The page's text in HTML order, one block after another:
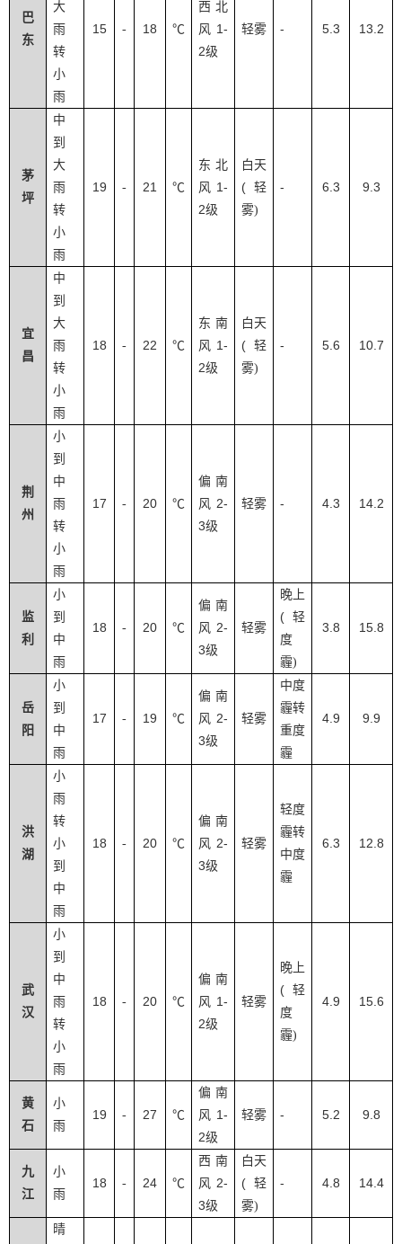
巴
东
大
雨
转
小
雨
15 - 18 ℃
西北
风 1-
2级
轻雾 - 5.3 13.2
茅
坪
中
到
大
雨
转
小
雨
19 - 21 ℃
东北
风 1-
2级
白天
( 轻
雾)
- 6.3 9.3
宜
昌
中
到
大
雨
转
小
雨
18 - 22 ℃
东南
风 1-
2级
白天
( 轻
雾)
- 5.6 10.7
荆
州
小
到
中
雨
转
小
雨
17 - 20 ℃
偏南
风 2-
3级
轻雾 - 4.3 14.2
监
利
小
到
中
雨
18 - 20 ℃
偏南
风 2-
3级
轻雾
晚上
( 轻
度
霾)
3.8 15.8
岳
阳
小
到
中
雨
17 - 19 ℃
偏南
风 2-
3级
轻雾
中度
霾转
重度
霾
4.9 9.9
洪
湖
小
雨
转
小
到
中
雨
18 - 20 ℃
偏南
风 2-
3级
轻雾
轻度
霾转
中度
霾
6.3 12.8
武
汉
小
到
中
雨
转
小
雨
18 - 20 ℃
偏南
风 1-
2级
轻雾
晚上
( 轻
度
霾)
4.9 15.6
黄
石
小
雨
19 - 27 ℃
偏南
风 1-
2级
轻雾 - 5.2 9.8
九
江
小
雨
18 - 24 ℃
西南
风 2-
3级
白天
( 轻
雾)
- 4.8 14.4
晴